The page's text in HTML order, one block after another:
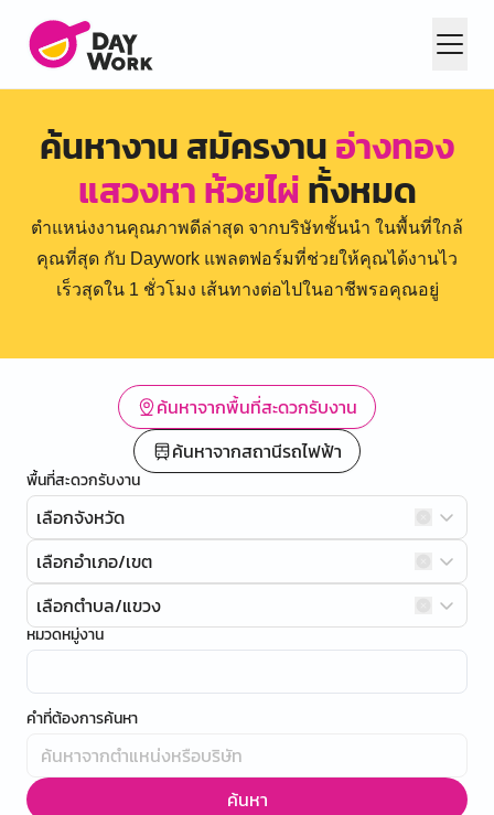
ค้นหางาน สมัครงานอ่างทอง
แสวงหา ห้วยไผ่ทั้งหมด
ตำแหน่งงานคุณภาพดีล่าสุด จากบริษัทชั้นนำ ในพื้นที่ใกล้
คุณที่สุด กับ Daywork แพลตฟอร์มที่ช่วยให้คุณได้งานไว
เร็วสุดใน 1 ชั่วโมง เส้นทางต่อไปในอาชีพรอคุณอยู่
ค้นหาจากพื้นที่สะดวกรับงาน
ค้นหาจากสถานีรถไฟฟ้า
พื้นที่สะดวกรับงาน
เลือกจังหวัด
เลือกอำเภอ/เขต
เลือกตำบล/แขวง
หมวดหมู่งาน
คำที่ต้องการค้นหา
ค้นหา